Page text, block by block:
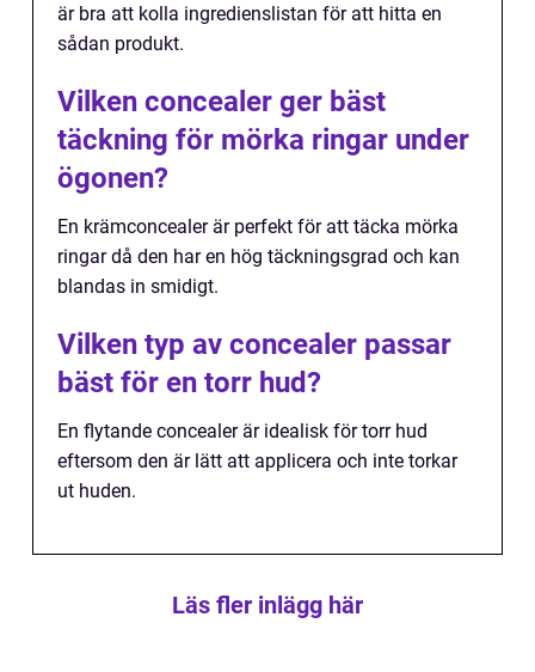
är bra att kolla ingredienslistan för att hitta en
sådan produkt.
Vilken concealer ger bäst
täckning för mörka ringar under
ögonen?
En krämconcealer är perfekt för att täcka mörka
ringar då den har en hög täckningsgrad och kan
blandas in smidigt.
Vilken typ av concealer passar
bäst för en torr hud?
En flytande concealer är idealisk för torr hud
eftersom den är lätt att applicera och inte torkar
ut huden.
Läs fler inlägg här